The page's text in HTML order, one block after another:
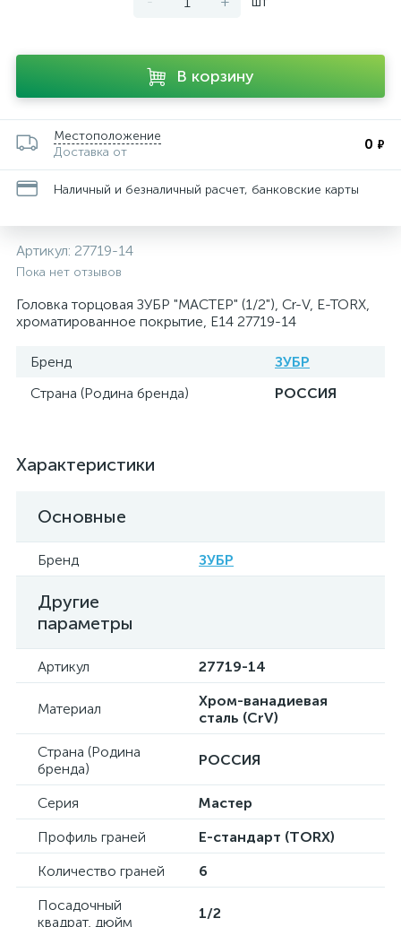
В корзину
Местоположение
Доставка от
0 ₽
Наличный и безналичный расчет, банковские карты
Артикул: 27719-14
Пока нет отзывов
Головка торцовая ЗУБР "МАСТЕР" (1/2"), Cr-V, E-TORX,
хроматированное покрытие, E14 27719-14
Бренд
ЗУБР
Страна (Родина бренда)
РОССИЯ
Характеристики
Основные
Бренд ЗУБР
Другие
параметры
Артикул 27719-14
Материал
Хром-ванадиевая
сталь (CrV)
Страна (Родина
бренда)
РОССИЯ
Серия
Мастер
Профиль граней
E-стандарт (TORX)
Количество граней
6
Посадочный
квадрат, дюйм
1/2